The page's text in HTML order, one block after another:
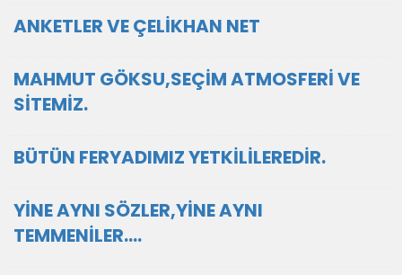
ANKETLER VE ÇELİKHAN NET
MAHMUT GÖKSU,SEÇİM ATMOSFERİ VE
SİTEMİZ.
BÜTÜN FERYADIMIZ YETKİLİLEREDİR.
YİNE AYNI SÖZLER,YİNE AYNI
TEMMENİLER....